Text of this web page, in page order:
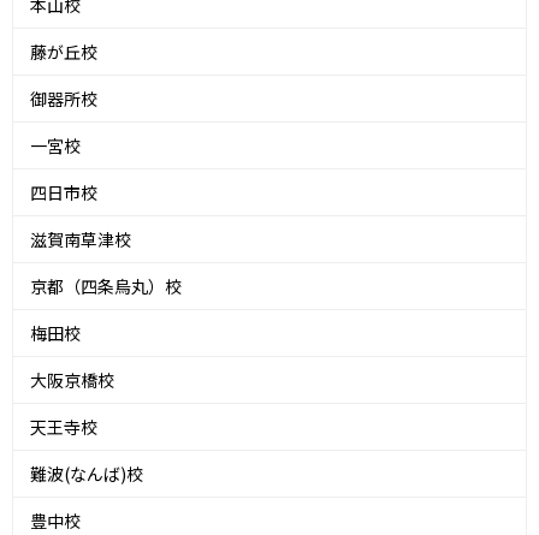
本山校
藤が丘校
御器所校
一宮校
四日市校
滋賀南草津校
京都（四条烏丸）校
梅田校
大阪京橋校
天王寺校
難波(なんば)校
豊中校